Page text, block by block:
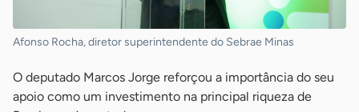
Afonso Rocha, diretor superintendente do Sebrae Minas
O deputado Marcos Jorge reforçou a importância do seu
apoio como um investimento na principal riqueza de